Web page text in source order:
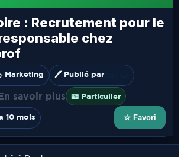
: Recrutement pour le
chez
Marketing 🖊️ Publié par
savoir plus 🪪 Particulier
10 mois ☆ Favori